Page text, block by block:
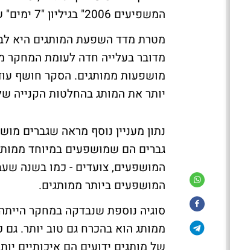
המשפיעים 2006" בגיליון "7 ימים" של "ידיעות אחרונות" בסוף השבוע הקרוב.
מטרת מדד השפעת המותגים היא
יותר את המותג בהחלטות הקנייה
המוּשפעים ביותר ממותגים.
סוגיה נוספת שנבדקה במחקר